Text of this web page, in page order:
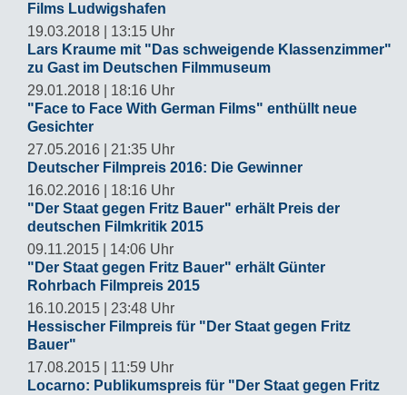
Films Ludwigshafen
19.03.2018 | 13:15 Uhr
Lars Kraume mit "Das schweigende Klassenzimmer"
zu Gast im Deutschen Filmmuseum
29.01.2018 | 18:16 Uhr
"Face to Face With German Films" enthüllt neue
Gesichter
27.05.2016 | 21:35 Uhr
Deutscher Filmpreis 2016: Die Gewinner
16.02.2016 | 18:16 Uhr
"Der Staat gegen Fritz Bauer" erhält Preis der
deutschen Filmkritik 2015
09.11.2015 | 14:06 Uhr
"Der Staat gegen Fritz Bauer" erhält Günter
Rohrbach Filmpreis 2015
16.10.2015 | 23:48 Uhr
Hessischer Filmpreis für "Der Staat gegen Fritz
Bauer"
17.08.2015 | 11:59 Uhr
Locarno: Publikumspreis für "Der Staat gegen Fritz